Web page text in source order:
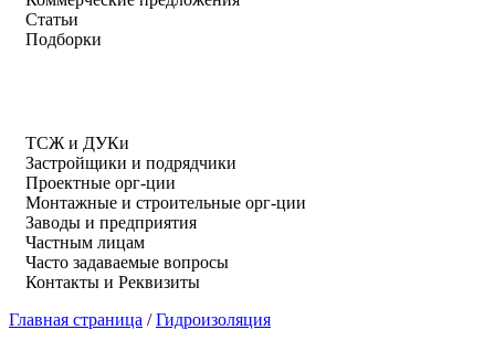
Статьи
Подборки
ТСЖ и ДУКи
Застройщики и подрядчики
Проектные орг-ции
Монтажные и строительные орг-ции
Заводы и предприятия
Частным лицам
Часто задаваемые вопросы
Контакты и Реквизиты
Главная страница /Гидроизоляция